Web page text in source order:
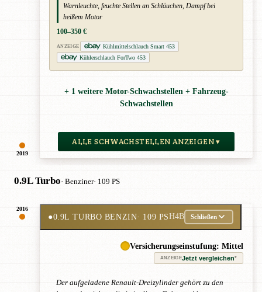
2019
Warnleuchte, feuchte Stellen an Schläuchen, Dampf bei
heißem Motor
100–350 €
ANZEIGE
Kühlmittelschlauch Smart 453
Kühlerschlauch ForTwo 453
+ 1 weitere Motor-Schwachstellen + Fahrzeug-
Schwachstellen
ALLE SCHWACHSTELLEN ANZEIGEN ▾
0.9L Turbo· Benziner· 109 PS
2016
●0.9L TURBO BENZIN· 109 PSH4B Schließen
Versicherungseinstufung: Mittel
ANZEIGEJetzt vergleichen*
Der aufgeladene Renault-Dreizylinder gehört zu den